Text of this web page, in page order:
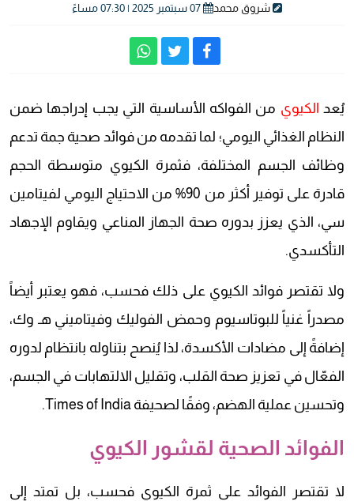
شروق محمد
يُعد الكيوي من الفواكه الأساسية التي يجب إدراجها ضمن
النظام الغذائي اليومي؛ لما تقدمه من فوائد صحية جمة تدعم
وظائف الجسم المختلفة، فثمرة الكيوي متوسطة الحجم
قادرة على توفير أكثر من 90% من الاحتياج اليومي لفيتامين
سي، الذي يعزز بدوره صحة الجهاز المناعي ويقاوم الإجهاد
التأكسدي.
ولا تقتصر فوائد الكيوي على ذلك فحسب، فهو يعتبر أيضاً
مصدراً غنياً للبوتاسيوم وحمض الفوليك وفيتاميني هـ وك،
إضافةً إلى مضادات الأكسدة، لذا يُنصح بتناوله بانتظام لدوره
الفعّال في تعزيز صحة القلب، وتقليل الالتهابات في الجسم،
وتحسين عملية الهضم، وفقًا لصحيفة Times of India.
الفوائد الصحية لقشور الكيوي
لا تقتصر الفوائد على ثمرة الكيوي فحسب، بل تمتد إلى